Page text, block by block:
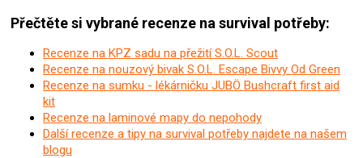
Přečtěte si vybrané recenze na survival potřeby:
Recenze na KPZ sadu na přežití S.O.L. Scout
Recenze na nouzový bivak S.O.L. Escape Bivvy Od Green
Recenze na sumku - lékárničku JUBÖ Bushcraft first aid
kit
Recenze na laminové mapy do nepohody
Další recenze a tipy na survival potřeby najdete na našem
blogu